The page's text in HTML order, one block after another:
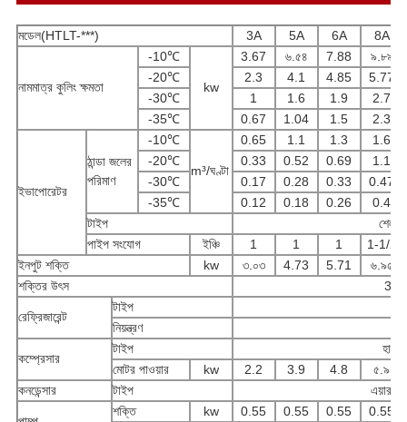
মডেল(HTLT-***) 3A 5A 6A 8A
নামমাত্র কুলিং ক্ষমতা
-10℃
kw
3.67 ৬.৫৪ 7.88
৯.৮৯
-20℃
2.3 4.1 4.85
5.77
-30℃
1 1.6 1.9
2.7
-35℃
0.67 1.04 1.5 2.3
ইভাপোরেটর
ঠান্ডা জলের
পরিমাণ
-10℃
m³/ঘণ্টা
0.65 1.1 1.3
1.6
-20℃
0.33 0.52 0.69
1.1
-30℃
0.17 0.28 0.33
0.47
-35℃
0.12 0.18 0.26
0.4
টাইপ
শেল
পাইপ সংযোগ
ইঞ্চি 1 1 1
1-1/2
ইনপুট শক্তি
kw ৩.০৩ 4.73 5.71
৬.৯৫
শক্তির উৎস
রেফ্রিজারেন্ট
টাইপ
নিয়ন্ত্রণ
কম্প্রেসার
টাইপ
মোটর পাওয়ার
kw 2.2 3.9 4.8
৫.৯
কনডেন্সার
টাইপ এয়ার
শক্তি kw 0.55 0.55 0.55 0.55